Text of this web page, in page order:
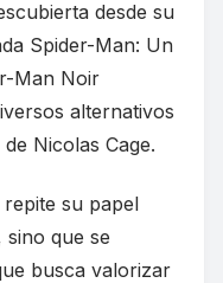
desde su
Spider-Man: Un
Man Noir
alternativos
Nicolas Cage.
su papel
que se
busca valorizar